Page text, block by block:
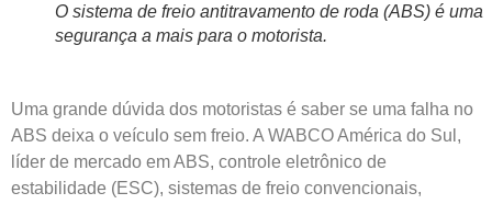
O sistema de freio antitravamento de roda (ABS) é uma
segurança a mais para o motorista.
Uma grande dúvida dos motoristas é saber se uma falha no
ABS deixa o veículo sem freio. A WABCO América do Sul,
líder de mercado em ABS, controle eletrônico de
estabilidade (ESC), sistemas de freio convencionais,